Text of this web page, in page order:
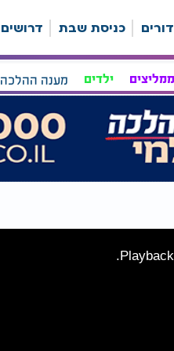
כניסת שבת דרושים
ילדים מענה ההלכה